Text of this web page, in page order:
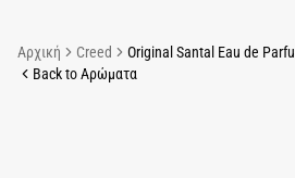
Αρχική Creed
Original Santal Eau de
Back to Αρώματα